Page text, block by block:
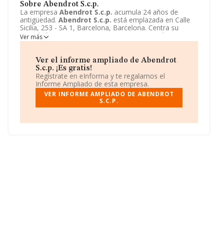
Sobre Abendrot S.c.p.
La empresa Abendrot S.c.p. acumula 24 años de
antigüedad. Abendrot S.c.p. está emplazada en Calle
Sicilia, 253 - SA 1, Barcelona, Barcelona. Centra su
actividad CNAE como 4334 - Pintura y acristalamiento.
La empresaAbendrot S.c.p.es Sociedad civil.
Ver más
Ver el informe ampliado de Abendrot
S.c.p. ¡Es gratis!
Regístrate en eInforma y te regalamos el
Informe Ampliado de esta empresa.
VER INFORME AMPLIADO DE ABENDROT
S.C.P.